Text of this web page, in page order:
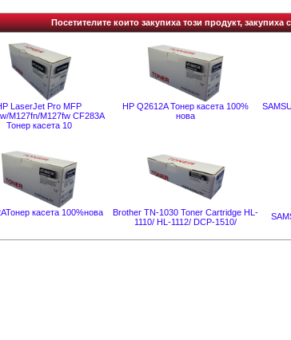
Посетителите които закупиха този продукт, закупиха
LaserJet Pro MFP
M127fn/M127fw CF283A
Тонер касета 10
HP Q2612A Тонер касета 100%
нова
касета 100%нова
Brother TN-1030 Toner Cartridge HL-
1110/ HL-1112/ DCP-1510/